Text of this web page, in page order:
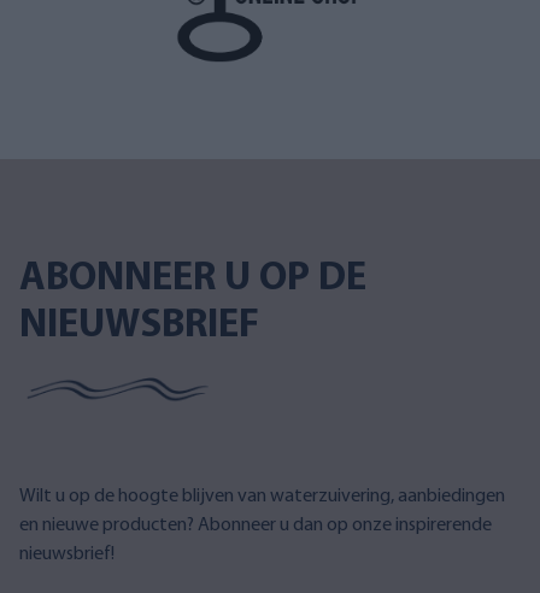
ABONNEER U OP DE
NIEUWSBRIEF
Wilt u op de hoogte blijven van waterzuivering, aanbiedingen
en nieuwe producten? Abonneer u dan op onze inspirerende
nieuwsbrief!